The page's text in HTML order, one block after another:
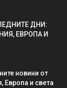
ДНИ:
ЕВРОПА И
новини от
Европа и света